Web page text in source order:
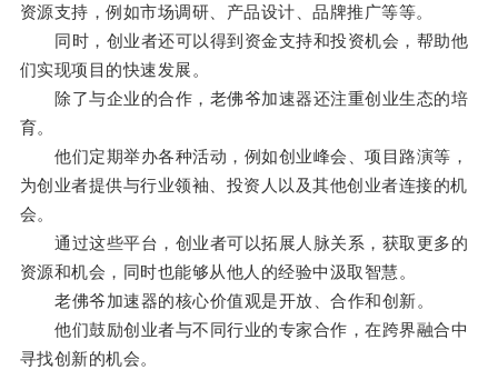
资源支持，例如市场调研、产品设计、品牌推广等等。
同时，创业者还可以得到资金支持和投资机会，帮助他
们实现项目的快速发展。
除了与企业的合作，老佛爷加速器还注重创业生态的培
育。
他们定期举办各种活动，例如创业峰会、项目路演等，
为创业者提供与行业领袖、投资人以及其他创业者连接的机
会。
通过这些平台，创业者可以拓展人脉关系，获取更多的
资源和机会，同时也能够从他人的经验中汲取智慧。
老佛爷加速器的核心价值观是开放、合作和创新。
他们鼓励创业者与不同行业的专家合作，在跨界融合中
寻找创新的机会。